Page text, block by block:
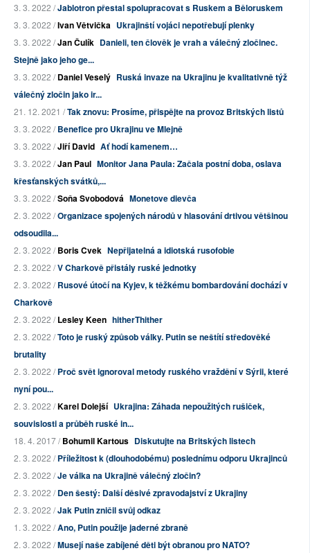
3. 3. 2022 /Jablotron přestal spolupracovat s Ruskem a Běloruskem
3. 3. 2022 /Ivan Větvička Ukrajinští vojáci nepotřebují plenky
3. 3. 2022 /Jan Čulík Danieli, ten člověk je vrah a válečný zločinec.
Stejně jako jeho ge...
3. 3. 2022 /Daniel Veselý Ruská invaze na Ukrajinu je kvalitativně týž
válečný zločin jako ir...
21. 12. 2021 /Tak znovu: Prosíme, přispějte na provoz Britských listů
3. 3. 2022 /Benefice pro Ukrajinu ve Mlejně
3. 3. 2022 /Jiří David Ať hodí kamenem…
3. 3. 2022 /Jan Paul Monitor Jana Paula: Začala postní doba, oslava
křesťanských svátků,...
3. 3. 2022 /Soňa Svobodová Monetove dievča
2. 3. 2022 /Organizace spojených národů v hlasování drtivou většinou
odsoudila...
2. 3. 2022 /Boris Cvek Nepřijatelná a idiotská rusofobie
2. 3. 2022 /V Charkově přistály ruské jednotky
2. 3. 2022 /Rusové útočí na Kyjev, k těžkému bombardování dochází v
Charkově
2. 3. 2022 /Lesley Keen hitherThither
2. 3. 2022 /Toto je ruský způsob války. Putin se neštítí středověké
brutality
2. 3. 2022 /Proč svět ignoroval metody ruského vraždění v Sýrii, které
nyní pou...
2. 3. 2022 /Karel Dolejší Ukrajina: Záhada nepoužitých rušiček,
souvislosti a průběh ruské in...
18. 4. 2017 /Bohumil Kartous Diskutujte na Britských listech
2. 3. 2022 /Příležitost k (dlouhodobému) poslednímu odporu Ukrajinců
2. 3. 2022 /Je válka na Ukrajině válečný zločin?
2. 3. 2022 /Den šestý: Další děsivé zpravodajství z Ukrajiny
2. 3. 2022 /Jak Putin zničil svůj odkaz
1. 3. 2022 /Ano, Putin použije jaderné zbraně
2. 3. 2022 /Musejí naše zabíjené děti být obranou pro NATO?